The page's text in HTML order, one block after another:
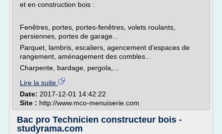
et en construction bois :
Fenêtres, portes, portes-fenêtres, volets roulants,
persiennes, portes de garage...
Parquet, lambris, escaliers, agencement d'espaces de
rangement, aménagement des combles...
Charpente, bardage, pergola,...
Lire la suite
Date: 2017-12-01 14:42:22
Site : http://www.mco-menuiserie.com
Bac pro Technicien constructeur bois -
studyrama.com